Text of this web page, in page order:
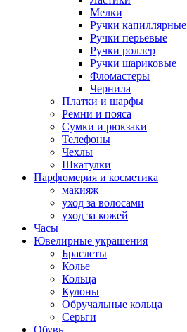
Мелки
Ручки капиллярные
Ручки перьевые
Ручки роллер
Ручки шариковые
Фломастеры
Чернила
Платки и шарфы
Ремни и пояса
Сумки и рюкзаки
Телефоны
Чехлы
Шкатулки
Парфюмерия и косметика
макияж
уход за волосами
уход за кожей
Часы
Ювелирные украшения
Браслеты
Колье
Кольца
Кулоны
Обручальные кольца
Серьги
Обувь